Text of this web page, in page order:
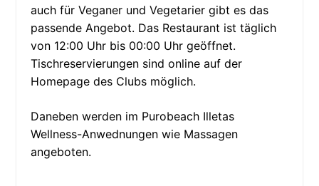
auch für Veganer und Vegetarier gibt es das
passende Angebot. Das Restaurant ist täglich
von 12:00 Uhr bis 00:00 Uhr geöffnet.
Tischreservierungen sind online auf der
Homepage des Clubs möglich.
Daneben werden im Purobeach Illetas
Wellness-Anwednungen wie Massagen
angeboten.